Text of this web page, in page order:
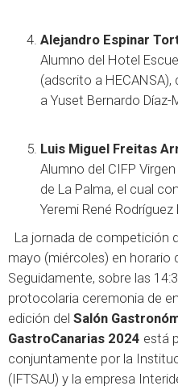
Alejandro Espinar
Alumno del Hotel
(adscrito a
a Yuset Bernardo Díaz-
Luis Miguel Freitas
Alumno del CIFP
de La Palma, el cual
Yeremi René Rodríguez
La jornada de competición
mayo (miércoles) en horario
Seguidamente, sobre las
protocolaria ceremonia de
edición del Salón
GastroCanarias 2024 está
conjuntamente por la
(IFTSAU) y la empresa